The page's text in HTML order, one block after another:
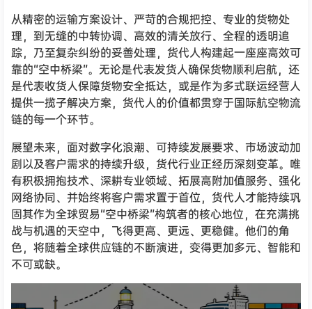
从精密的运输方案设计、严苛的合规把控、专业的货物处
理，到无缝的中转协调、高效的清关放行、全程的透明追
踪，乃至复杂纠纷的妥善处理，货代人构建起一座座高效可
靠的“空中桥梁”。无论是代表发货人确保货物顺利启航，还
是代表收货人保障货物安全抵达，或是作为多式联运经营人
提供一揽子解决方案，货代人的价值都贯穿于国际航空物流
链的每一个环节。
展望未来，面对数字化浪潮、可持续发展要求、市场波动加
剧以及客户需求的持续升级，货代行业正经历深刻变革。唯
有积极拥抱技术、深耕专业领域、拓展高附加值服务、强化
网络协同、并始终将客户需求置于首位，货代人才能持续巩
固其作为全球贸易“空中桥梁”构筑者的核心地位，在充满挑
战与机遇的天空中，飞得更高、更远、更稳健。他们的角
色，将随着全球供应链的不断演进，变得更加多元、智能和
不可或缺。